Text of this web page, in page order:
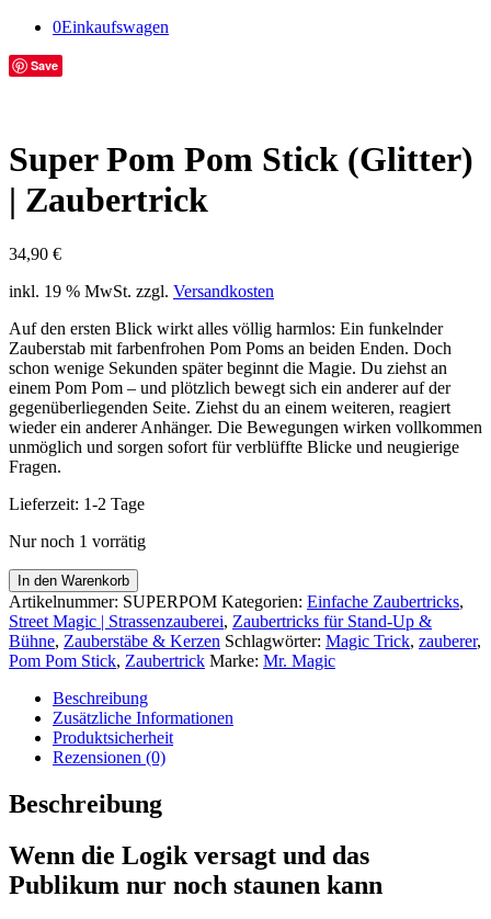
0Einkaufswagen
Save
Super Pom Pom Stick (Glitter)
| Zaubertrick
34,90 €
inkl. 19 % MwSt. zzgl. Versandkosten
Auf den ersten Blick wirkt alles völlig harmlos: Ein funkelnder
Zauberstab mit farbenfrohen Pom Poms an beiden Enden. Doch
schon wenige Sekunden später beginnt die Magie. Du ziehst an
einem Pom Pom – und plötzlich bewegt sich ein anderer auf der
gegenüberliegenden Seite. Ziehst du an einem weiteren, reagiert
wieder ein anderer Anhänger. Die Bewegungen wirken vollkommen
unmöglich und sorgen sofort für verblüffte Blicke und neugierige
Fragen.
Lieferzeit: 1-2 Tage
Nur noch 1 vorrätig
Super
Pom
Pom
Stick
(Glitter)
Zaubertrick
Menge
In den Warenkorb
Artikelnummer: SUPERPOM Kategorien: Einfache Zaubertricks,
Street Magic | Strassenzauberei, Zaubertricks für Stand-Up &
Bühne, Zauberstäbe & Kerzen Schlagwörter: Magic Trick, zauberer,
Pom Pom Stick, Zaubertrick Marke: Mr. Magic
Beschreibung
Zusätzliche Informationen
Produktsicherheit
Rezensionen (0)
Beschreibung
Wenn die Logik versagt und das
Publikum nur noch staunen kann